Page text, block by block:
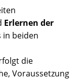
Erlernen der
in beiden
die
Voraussetzung